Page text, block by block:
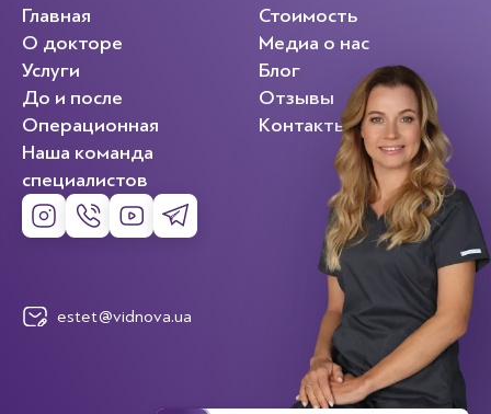
Главная
О докторе
Услуги
До и после
Операционная
Наша команда
специалистов
Стоимость
Медиа о нас
Блог
Отзывы
Контакты
estet@vidnova.ua